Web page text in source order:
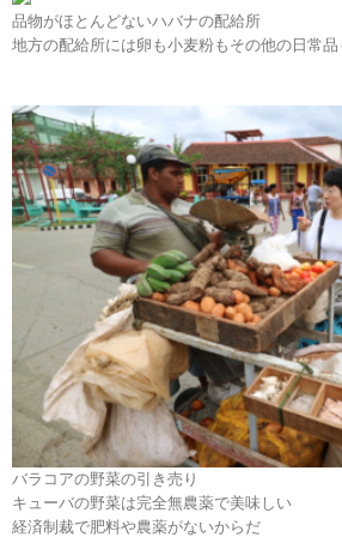
品物がほとんどないハバナの配給所
地方の配給所には卵も小麦粉もその他の日常品
バラコアの野菜の引き売り
キューバの野菜は完全無農薬で美味しい
経済制裁で肥料や農薬がないからだ